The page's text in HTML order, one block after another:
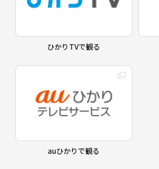
ひかりTVで観る
auひかりで観る